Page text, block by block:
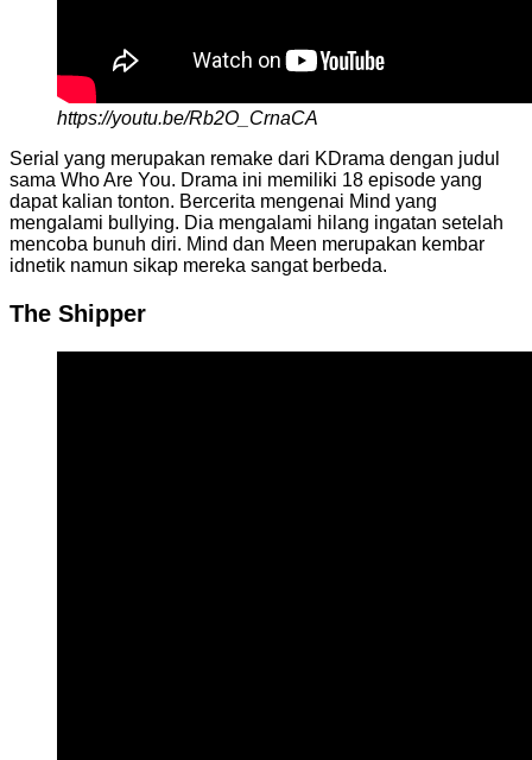
https://youtu.be/Rb2O_CrnaCA
Serial yang merupakan remake dari KDrama dengan judul
sama Who Are You. Drama ini memiliki 18 episode yang
dapat kalian tonton. Bercerita mengenai Mind yang
mengalami bullying. Dia mengalami hilang ingatan setelah
mencoba bunuh diri. Mind dan Meen merupakan kembar
idnetik namun sikap mereka sangat berbeda.
The Shipper